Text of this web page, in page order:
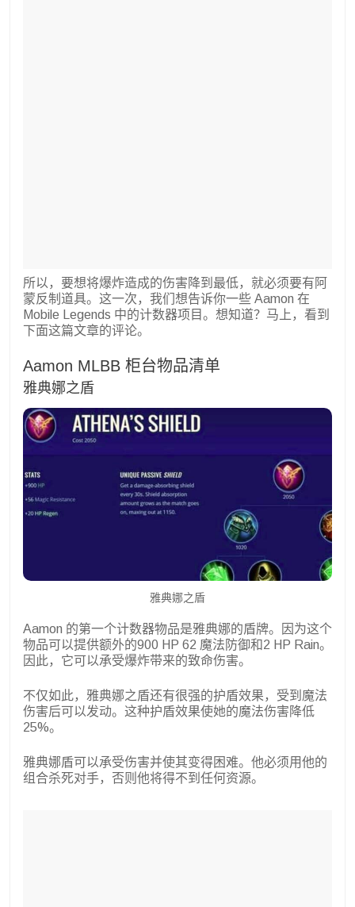
所以，要想将爆炸造成的伤害降到最低，就必须要有阿
蒙反制道具。这一次，我们想告诉你一些 Aamon 在
Mobile Legends 中的计数器项目。想知道？马上，看到
下面这篇文章的评论。
Aamon MLBB 柜台物品清单
雅典娜之盾
雅典娜之盾
Aamon 的第一个计数器物品是雅典娜的盾牌。因为这个
物品可以提供额外的900 HP 62 魔法防御和2 HP Rain。
因此，它可以承受爆炸带来的致命伤害。
不仅如此，雅典娜之盾还有很强的护盾效果，受到魔法
伤害后可以发动。这种护盾效果使她的魔法伤害降低
25%。
雅典娜盾可以承受伤害并使其变得困难。他必须用他的
组合杀死对手，否则他将得不到任何资源。